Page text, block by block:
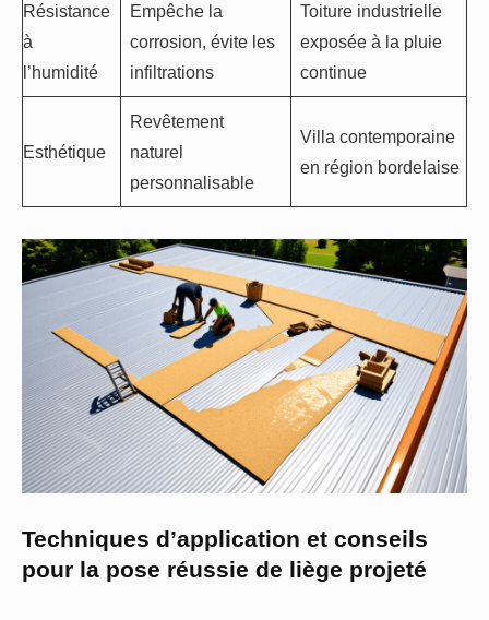
Résistance
à
l’humidité
Empêche la
corrosion, évite les
infiltrations
Toiture industrielle
exposée à la pluie
continue
Esthétique
Revêtement
naturel
personnalisable
Villa contemporaine
en région bordelaise
Techniques d’application et conseils
pour la pose réussie de liège projeté